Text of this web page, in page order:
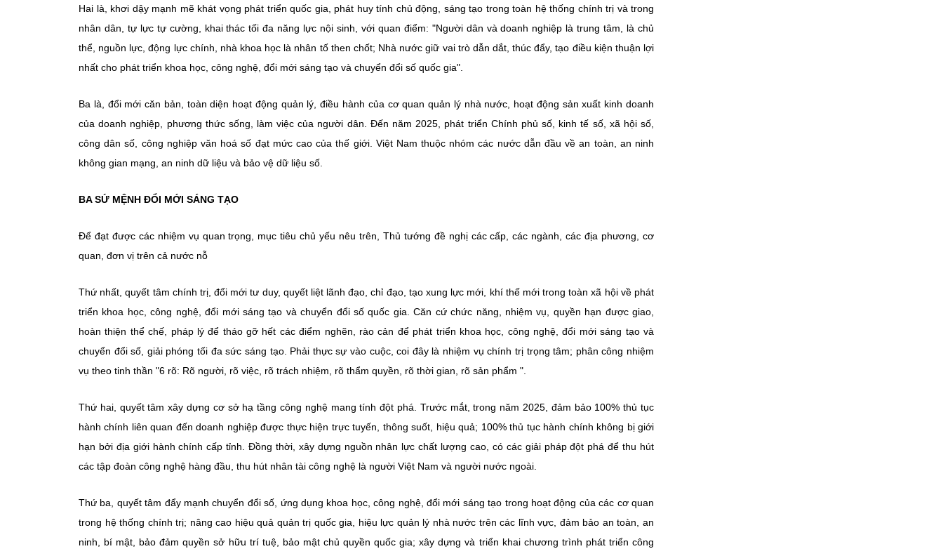
Hai là, khơi dậy mạnh mẽ khát vọng phát triển quốc gia, phát huy tính chủ động, sáng tạo trong toàn hệ thống chính trị và trong
nhân dân, tự lực tự cường, khai thác tối đa năng lực nội sinh, với quan điểm: "Người dân và doanh nghiệp là trung tâm, là chủ
thể, nguồn lực, động lực chính, nhà khoa học là nhân tố then chốt; Nhà nước giữ vai trò dẫn dắt, thúc đẩy, tạo điều kiện thuận lợi
nhất cho phát triển khoa học, công nghệ, đổi mới sáng tạo và chuyển đổi số quốc gia".
Ba là, đổi mới căn bản, toàn diện hoạt động quản lý, điều hành của cơ quan quản lý nhà nước, hoạt động sản xuất kinh doanh
của doanh nghiệp, phương thức sống, làm việc của người dân. Đến năm 2025, phát triển Chính phủ số, kinh tế số, xã hội số,
công dân số, công nghiệp văn hoá số đạt mức cao của thế giới. Việt Nam thuộc nhóm các nước dẫn đầu về an toàn, an ninh
không gian mạng, an ninh dữ liệu và bảo vệ dữ liệu số.
BA SỨ MỆNH ĐỔI MỚI SÁNG TẠO
Để đạt được các nhiệm vụ quan trọng, mục tiêu chủ yếu nêu trên, Thủ tướng đề nghị các cấp, các ngành, các địa phương, cơ
quan, đơn vị trên cả nước nỗ
Thứ nhất, quyết tâm chính trị, đổi mới tư duy, quyết liệt lãnh đạo, chỉ đạo, tạo xung lực mới, khí thế mới trong toàn xã hội về phát
triển khoa học, công nghệ, đổi mới sáng tạo và chuyển đổi số quốc gia. Căn cứ chức năng, nhiệm vụ, quyền hạn được giao,
hoàn thiện thể chế, pháp lý để tháo gỡ hết các điểm nghẽn, rào cản để phát triển khoa học, công nghệ, đổi mới sáng tạo và
chuyển đổi số, giải phóng tối đa sức sáng tạo. Phải thực sự vào cuộc, coi đây là nhiệm vụ chính trị trọng tâm; phân công nhiệm
vụ theo tinh thần "6 rõ: Rõ người, rõ việc, rõ trách nhiệm, rõ thẩm quyền, rõ thời gian, rõ sản phẩm ".
Thứ hai, quyết tâm xây dựng cơ sở hạ tầng công nghệ mang tính đột phá. Trước mắt, trong năm 2025, đảm bảo 100% thủ tục
hành chính liên quan đến doanh nghiệp được thực hiện trực tuyến, thông suốt, hiệu quả; 100% thủ tục hành chính không bị giới
hạn bởi địa giới hành chính cấp tỉnh. Đồng thời, xây dựng nguồn nhân lực chất lượng cao, có các giải pháp đột phá để thu hút
các tập đoàn công nghệ hàng đầu, thu hút nhân tài công nghệ là người Việt Nam và người nước ngoài.
Thứ ba, quyết tâm đẩy mạnh chuyển đổi số, ứng dụng khoa học, công nghệ, đổi mới sáng tạo trong hoạt động của các cơ quan
trong hệ thống chính trị; nâng cao hiệu quả quản trị quốc gia, hiệu lực quản lý nhà nước trên các lĩnh vực, đảm bảo an toàn, an
ninh, bí mật, bảo đảm quyền sở hữu trí tuệ, bảo mật chủ quyền quốc gia; xây dựng và triển khai chương trình phát triển công